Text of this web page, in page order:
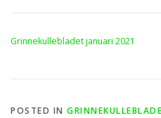
Grinnekullebladet januari 2021
POSTED IN